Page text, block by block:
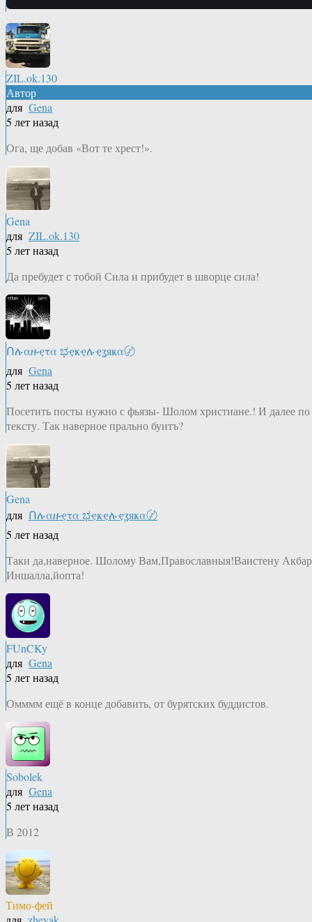
ZIL.ok.130
Автор
для Gena
5 лет назад
Ога, ще добав «Вот те хрест!».
Gena
для ZIL.ok.130
5 лет назад
Да пребудет с тобой Сила и прибудет в шворце сила!
Ոሉαዙҿτα ಭҿҝҿሉҿʓяҝα〄
для Gena
5 лет назад
Посетить посты нужно с фьязы- Шолом христиане.! И далее по
тексту. Так наверное прально буитъ?
Gena
для Ոሉαዙҿτα ಭҿҝҿሉҿʓяҝα〄
5 лет назад
Таки да,наверное. Шолому Вам,Православныя!Ваистену
Иншалла,йопта!
FUnCKy
для Gena
5 лет назад
Омммм ещё в конце добавить, от бурятских буддистов.
Sobolek
для Gena
5 лет назад
В 2012
Тимо-фей